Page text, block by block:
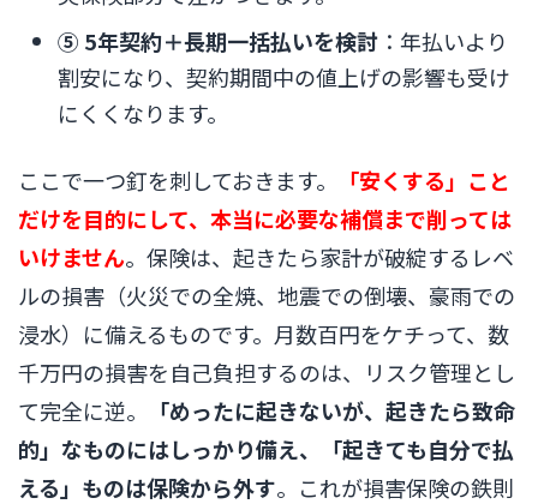
⑤ 5年契約＋長期一括払いを検討 ：年払いより
割安になり、契約期間中の値上げの影響も受け
にくくなります。
ここで一つ釘を刺しておきます。
「安くする」こと
だけを目的にして、本当に必要な補償まで削っては
いけません。保険は、起きたら家計が破綻するレベ
ルの損害（火災での全焼、地震での倒壊、豪雨での
浸水）に備えるものです。月数百円をケチって、数
千万円の損害を自己負担するのは、リスク管理とし
て完全に逆。
「めったに起きないが、起きたら致命
的」なものにはしっかり備え、「起きても自分で払
える」ものは保険から外す。これが損害保険の鉄則